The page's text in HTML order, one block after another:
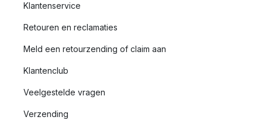
Klantenservice
Retouren en reclamaties
Meld een retourzending of claim aan
Klantenclub
Veelgestelde vragen
Verzending